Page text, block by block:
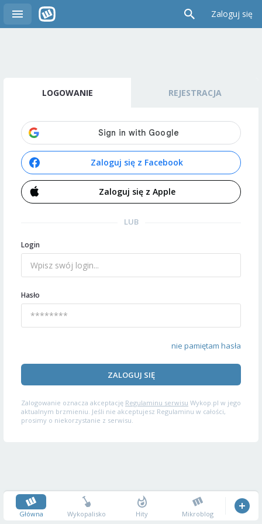
Zaloguj się
LOGOWANIE REJESTRACJA
Zaloguj się z Facebook
Zaloguj się z Apple
LUB
Login
Hasło
nie pamiętam hasła
ZALOGUJ SIĘ
Zalogowanie oznacza akceptację Regulaminu serwisu Wykop.pl w jego
aktualnym brzmieniu. Jeśli nie akceptujesz Regulaminu w całości,
prosimy o niekorzystanie z serwisu.
Główna Wykopalisko Hity Mikroblog